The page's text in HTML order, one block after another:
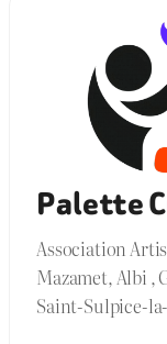
Palette
Association
Mazamet, Albi ,
Saint-Sulpice-